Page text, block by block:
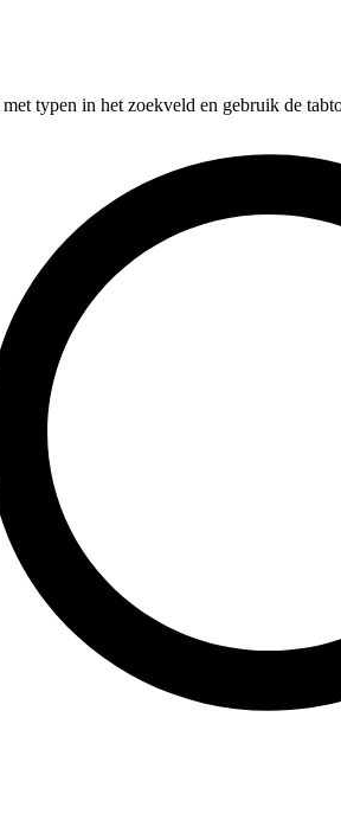
typen in het zoekveld en gebruik de